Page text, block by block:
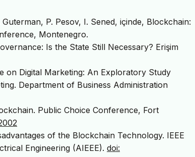
P. Pesov, I. Sened, içinde, Blockchain:
Montenegro.
Is the State Still Necessary? Erişim
on Digital Marketing: An Exploratory Study
Department of Business Administration
Public Choice Conference, Fort
of the Blockchain Technology. IEEE
Engineering (AIEEE). doi: